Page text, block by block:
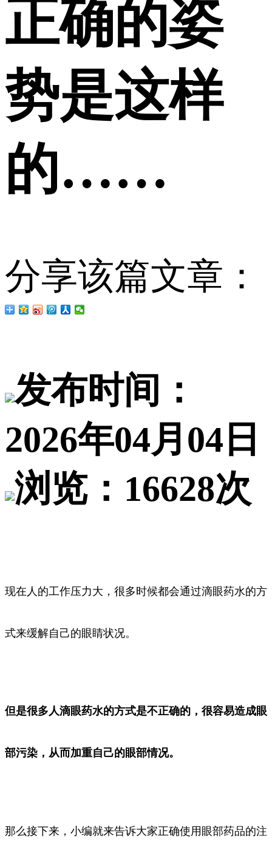
正确的姿
势是这样
的……
分享该篇文章：
发布时间：
2026年04月04日
浏览：16628次
现在人的工作压力大，很多时候都会通过滴眼药水的方
式来缓解自己的眼睛状况。
但是很多人滴眼药水的方式是不正确的，很容易造成眼
部污染，从而加重自己的眼部情况。
那么接下来，小编就来告诉大家正确使用眼部药品的注